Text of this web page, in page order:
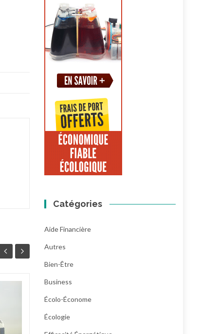
23
JUIL
produits bio : la
Catégories
Aide Financière
Autres
Bien-Être
Business
Écolo-Économe
Écologie